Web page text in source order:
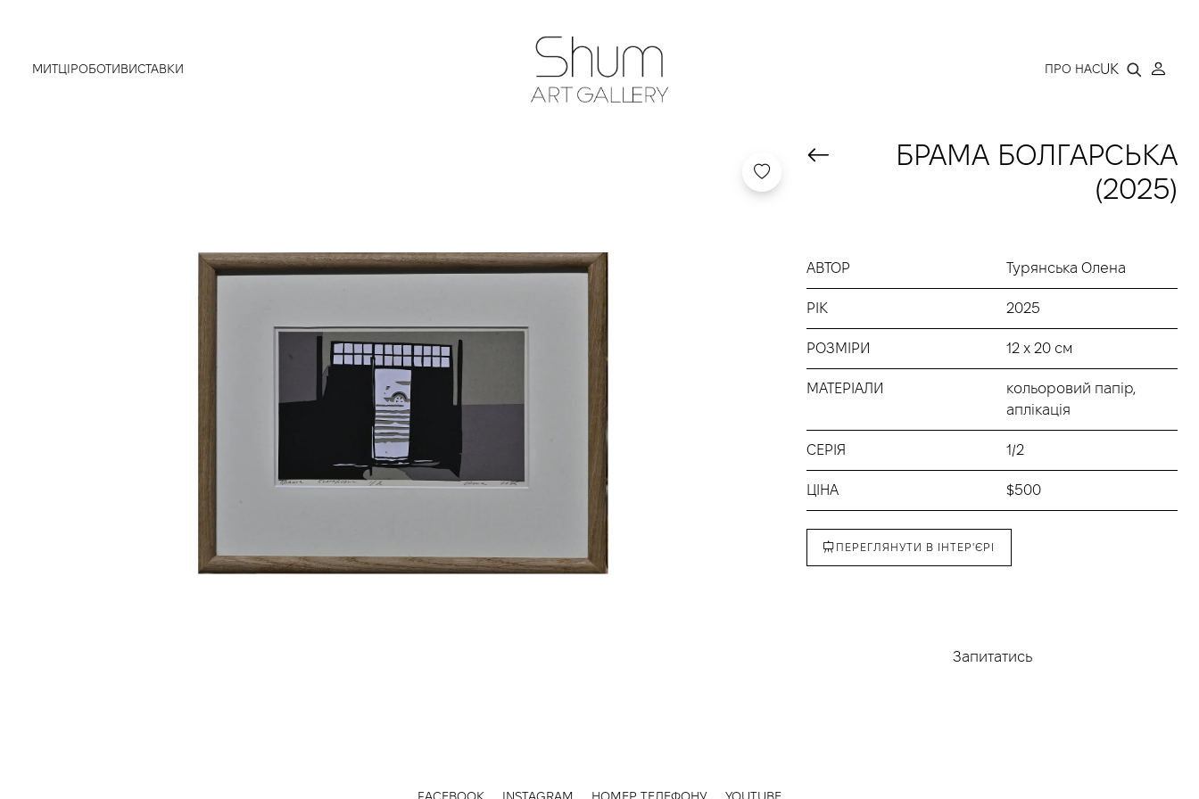
МИТЦІРОБОТИВИСТАВКИ SHUM ART GALLERY ПРО НАСUK
БРАМА БОЛГАРСЬКА
(2025)
АВТОР Турянська Олена
РІК 2025
РОЗМІРИ 12 х 20 см
МАТЕРІАЛИ
кольоровий папір,
аплікація
СЕРІЯ 1/2
ЦІНА $500
ПЕРЕГЛЯНУТИ В ІНТЕР'ЄРІ
Запитатись